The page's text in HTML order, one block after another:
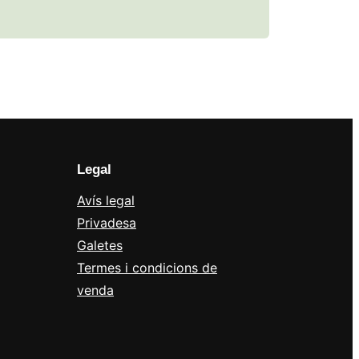
Legal
Avís legal
Privadesa
Galetes
Termes i condicions de
venda